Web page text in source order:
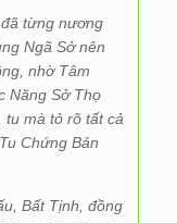
từng nương
Ngã Sở nên
nhờ Tâm
Năng Sở Thọ
tu mà tỏ rõ tất cả
Chứng Bản
Bất Tịnh, đồng